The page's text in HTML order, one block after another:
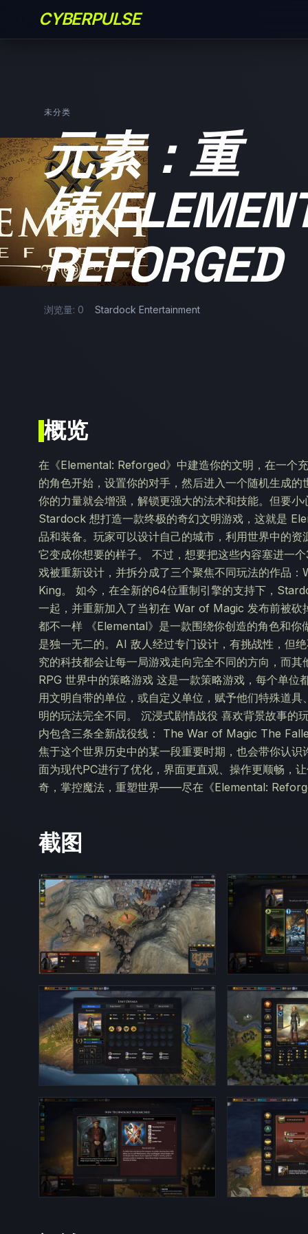
CYBERPULSE
未分类
元素：重
铸/
REFORGED
浏览量: 0 Stardock Entertainment
概览
在《Elemental: Reforged》中建造你的文明，在一个
的角色开始，设置你的对手，然后进入一个随机生成
你的力量就会增强，解锁更强大的法术和技能。但要
Stardock 想打造一款终极的奇幻文明游戏，这就是
品和装备。玩家可以设计自己的城市，利用世界中的
它变成你想要的样子。 不过，想要把这些内容塞进一
戏被重新设计，并拆分成了三个聚焦不同玩法的作
King。 如今，在全新的64位重制引擎的支持下，
一起，并重新加入了当初在 War of Magic 发布前被
都不一样 《Elemental》是一款围绕你创造的角色和
是独一无二的。AI 敌人经过专门设计，有挑战性，但
究的科技都会让每一局游戏走向完全不同的方向，而
RPG 世界中的策略游戏 这是一款策略游戏，每个单
用文明自带的单位，或自定义单位，赋予他们特殊道
明的玩法完全不同。 沉浸式剧情战役 喜欢背景故事的
内包含三条全新战役线： The War of Magic The
焦于这个世界历史中的某一段重要时期，也会带你认
面为现代PC进行了优化，界面更直观、操作更顺畅，
奇，掌控魔法，重塑世界——尽在《Elemental:
截图